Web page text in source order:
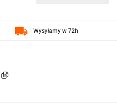
Wysyłamy w 72h